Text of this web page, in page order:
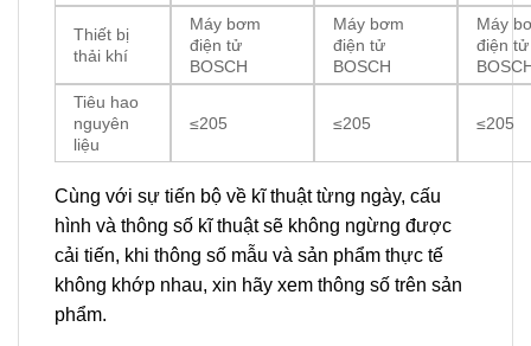
Thiết bị
thải khí
Máy bơm
điện tử
BOSCH
Máy bơm
điện tử
BOSCH
Máy
điện tử
Tiêu hao
nguyên
liệu
≤205 ≤205 ≤205
Cùng với sự tiến bộ về kĩ thuật từng ngày, cấu
hình và thông số kĩ thuật sẽ không ngừng được
cải tiến, khi thông số mẫu và sản phẩm thực tế
không khớp nhau, xin hãy xem thông số trên sản
phẩm.